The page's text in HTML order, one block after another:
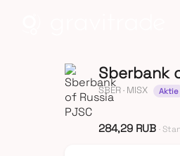
Sberbank
SBER· MISX Aktie
284,29 RUB ·